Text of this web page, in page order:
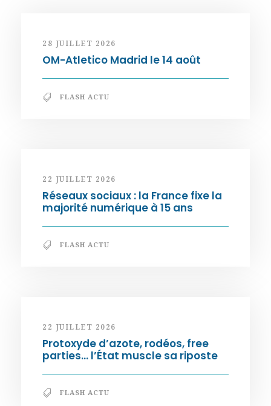
28 JUILLET 2026
OM-Atletico Madrid le 14 août
FLASH ACTU
22 JUILLET 2026
Réseaux sociaux : la France fixe la
majorité numérique à 15 ans
FLASH ACTU
22 JUILLET 2026
Protoxyde d’azote, rodéos, free
parties… l’État muscle sa riposte
FLASH ACTU